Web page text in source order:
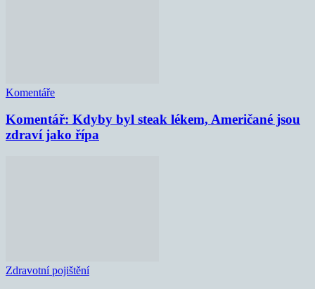
Komentáře
Komentář: Kdyby byl steak lékem, Američané jsou
zdraví jako řípa
Zdravotní pojištění